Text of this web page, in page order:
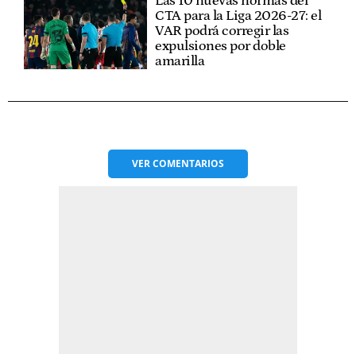
CTA para la Liga 2026-27: el
VAR podrá corregir las
expulsiones por doble
amarilla
VERCOMENTARIOS